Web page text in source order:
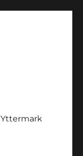
Yttermark